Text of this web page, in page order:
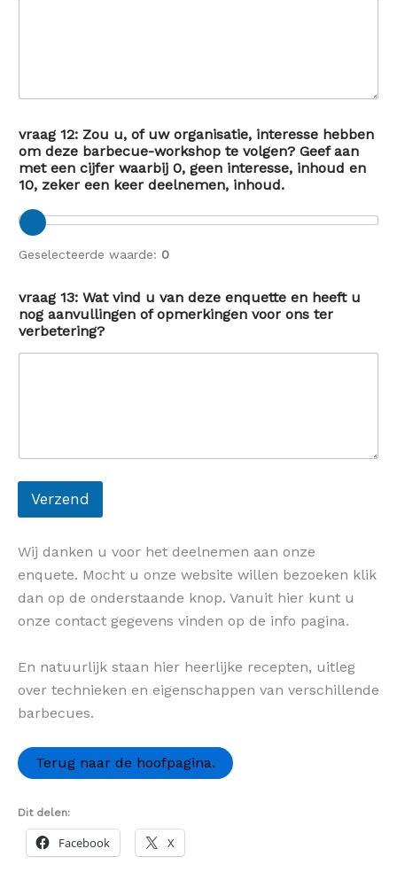
vraag 12: Zou u, of uw organisatie, interesse hebben
om deze barbecue-workshop te volgen? Geef aan
met een cijfer waarbij 0, geen interesse, inhoud en
10, zeker een keer deelnemen, inhoud.
Geselecteerde waarde: 0
vraag 13: Wat vind u van deze enquette en heeft u
nog aanvullingen of opmerkingen voor ons ter
verbetering?
Verzend
Wij danken u voor het deelnemen aan onze
enquete. Mocht u onze website willen bezoeken klik
dan op de onderstaande knop. Vanuit hier kunt u
onze contact gegevens vinden op de info pagina.
En natuurlijk staan hier heerlijke recepten, uitleg
over technieken en eigenschappen van verschillende
barbecues.
Terug naar de hoofpagina.
Dit delen:
Facebook X